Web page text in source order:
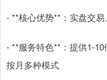
- **核心优势**：实盘交
- **服务特色**：提供1-10
按月多种模式